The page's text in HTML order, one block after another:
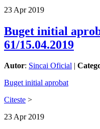
23 Apr 2019
Buget initial
61/15.04.2019
Autor: Sincai Oficial |
Buget initial aprobat
Citeste >
23Apr 2019